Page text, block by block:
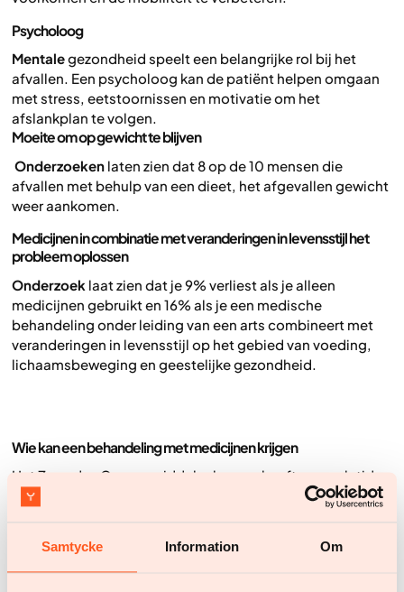
Samtycke Information Om
Psycholoog
Mentalegezondheid speelt een belangrijke rol bij het
afvallen. Een psycholoog kan de patiënt helpen omgaan
met stress, eetstoornissen en motivatie om het
afslankplan te volgen.
Moeite om op gewicht te blijven
‍ Onderzoeken laten zien dat 8 op de 10 mensen die
afvallen met behulp van een dieet, het afgevallen gewicht
weer aankomen.
Medicijnenin combinatie met veranderingen in levensstijl het
probleem oplossen
‍Onderzoek laat zien dat je 9% verliest als je alleen
medicijnen gebruikt en 16% als je een medische
behandeling onder leiding van een arts combineert met
veranderingen in levensstijl op het gebied van voeding,
lichaamsbeweging en geestelijke gezondheid.
Wie kan een behandeling met medicijnen krijgen
Het Zweedse Geneesmiddelenbureau heeft semaglutide
goedgekeurd voor de behandeling van morbide obesitas
zoals prediabetes, hypertensie, enz. Deze medicatie is
ook in Nederlands goedgekeurd voor de behandeling van